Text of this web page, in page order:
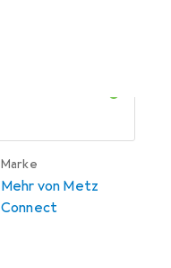
Marke
Mehr von Metz
Connect